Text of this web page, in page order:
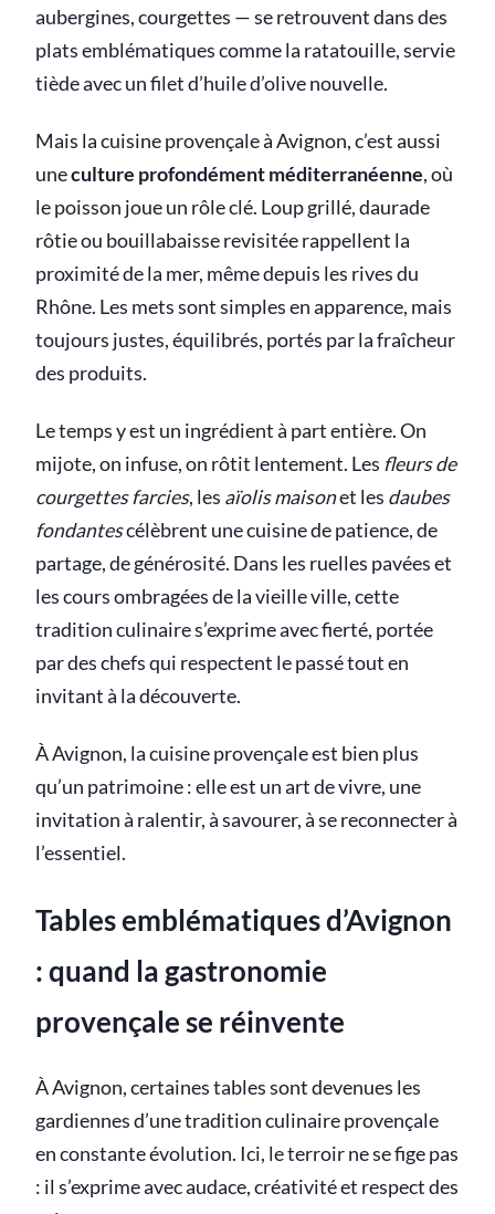
aubergines, courgettes — se retrouvent dans des
plats emblématiques comme la ratatouille, servie
tiède avec un filet d’huile d’olive nouvelle.
Mais la cuisine provençale à Avignon, c’est aussi
uneculture profondément méditerranéenne, où
le poisson joue un rôle clé. Loup grillé, daurade
rôtie ou bouillabaisse revisitée rappellent la
proximité de la mer, même depuis les rives du
Rhône. Les mets sont simples en apparence, mais
toujours justes, équilibrés, portés par la fraîcheur
des produits.
Le temps y est un ingrédient à part entière. On
mijote, on infuse, on rôtit lentement. Les fleurs de
courgettes farcies, les aïolis maisonet les daubes
fondantescélèbrent une cuisine de patience, de
partage, de générosité. Dans les ruelles pavées et
les cours ombragées de la vieille ville, cette
tradition culinaire s’exprime avec fierté, portée
par des chefs qui respectent le passé tout en
invitant à ladécouverte.
À Avignon, la cuisine provençale est bien plus
qu’un patrimoine : elle est un art de vivre, une
invitation à ralentir, à savourer, à se reconnecter à
l’essentiel.
Tables emblématiques d’Avignon
: quand la gastronomie
provençale se réinvente
À Avignon, certaines tables sont devenues les
gardiennes d’une tradition culinaire provençale
en constante évolution. Ici, le terroir ne se fige pas
: il s’exprime avec audace, créativité et respect des